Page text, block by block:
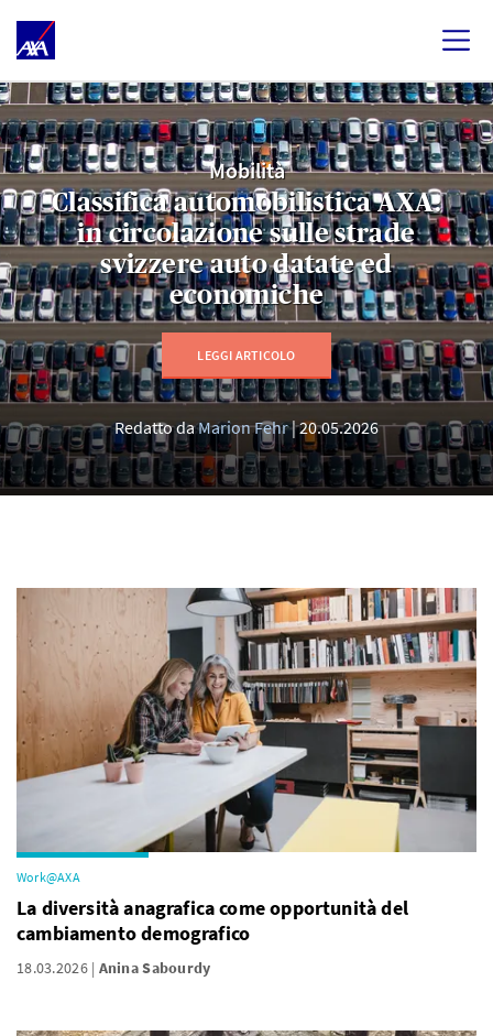
Mobilità
Classifica automobilistica AXA:
in circolazione sulle strade
svizzere auto datate ed
economiche
LEGGI ARTICOLO
Redatto daMarion Fehr 20.05.2026
Work@AXA
La diversità anagrafica come opportunità del
cambiamento demografico
18.03.2026 Anina Sabourdy